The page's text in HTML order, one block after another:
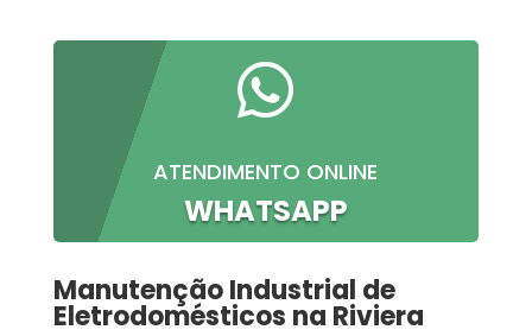

ATENDIMENTO ONLINE
WHATSAPP
Manutenção Industrial de
Eletrodomésticos na Riviera